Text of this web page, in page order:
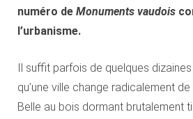
numéro de Monuments vaudois
l’urbanisme.
Il suffit parfois de quelques
qu’une ville change radicalement
Belle au bois dormant brutalement